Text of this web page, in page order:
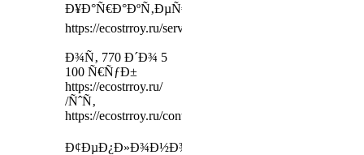
Ð¥Ð°Ñ€Ð°ÐºÑ‚ÐµÑ€Ð¸ÑÑ‚Ð¸ÐºÐ¸
https://ecostrroy.ru/services
Ð¾Ñ‚ 770 Ð´Ð¾ 5
100 Ñ€ÑƒÐ±
https://ecostrroy.ru/
/ÑˆÑ‚
https://ecostrroy.ru/contacts
Ð¢ÐµÐ¿Ð»Ð¾Ð½Ð¾ÑÐ¸Ñ‚ÐµÐ»ÑŒ